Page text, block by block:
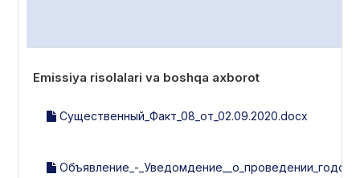
Emissiya risolalari va boshqa axborot
Существенный_Факт_08_от_02.09.2020.docx
Объявление_-